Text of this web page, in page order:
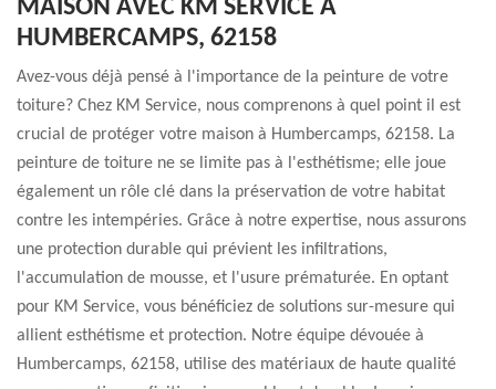
MAISON AVEC KM SERVICE À
HUMBERCAMPS, 62158
Avez-vous déjà pensé à l'importance de la peinture de votre
toiture? Chez KM Service, nous comprenons à quel point il est
crucial de protéger votre maison à Humbercamps, 62158. La
peinture de toiture ne se limite pas à l'esthétisme; elle joue
également un rôle clé dans la préservation de votre habitat
contre les intempéries. Grâce à notre expertise, nous assurons
une protection durable qui prévient les infiltrations,
l'accumulation de mousse, et l'usure prématurée. En optant
pour KM Service, vous bénéficiez de solutions sur-mesure qui
allient esthétisme et protection. Notre équipe dévouée à
Humbercamps, 62158, utilise des matériaux de haute qualité